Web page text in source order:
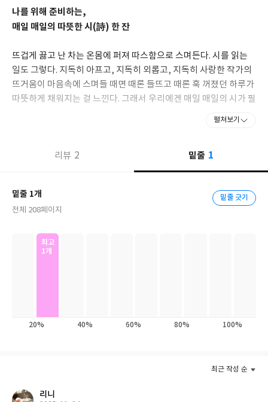
페이지(http://www.kcfc.or.kr)에서 더 많은 이야기를 살펴볼 수
있다.
나를 위해 준비하는,
매일 매일의 따뜻한 시(詩) 한 잔
뜨겁게 끓고 난 차는 온몸에 퍼져 따스함으로 스며든다. 시를 읽는
일도 그렇다. 지독히 아프고, 지독히 외롭고, 지독히 사랑한 작가의
뜨거움이 마음속에 스며들 때면 때론 들뜨고 때론 훅 꺼졌던 하루가
따뜻하게 채워지는 걸 느낀다. 그래서 우리에겐 매일 매일의 시가 필
79편을 직접 따라 쓸 수 있게 만든 감성 라이팅북이다. 매일 조금씩
달라지는 나의 마음을 어루만져줄 오늘의 시 한 편을 찾아보자. 차를
미해보자. 시와 함께하는하루는 분명 어제보다 더 풍성해져 있을 것
이다.
펼쳐보기
리뷰 2 밑줄 1
밑줄 1개
전체 208페이지
밑줄 긋기
최고
1개
20% 40% 60% 80% 100%
최근 작성 순
리니